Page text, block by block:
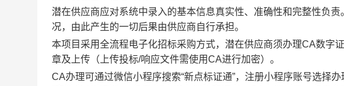
潜在供应商应对系统中录入的基本信息真实性、准确性和完整性负
况，由此产生的一切后果由供应商自行承担。
本项目采用全流程电子化招标采购方式，潜在供应商须办理CA数字
章及上传（上传投标/响应文件需使用CA进行加密）。
CA办理可通过微信小程序搜索“新点标证通”，注册小程序账号选择